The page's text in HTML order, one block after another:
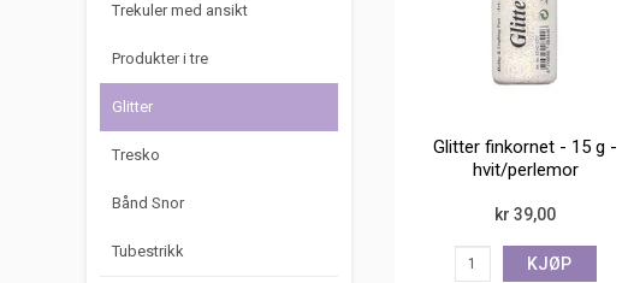
Trekuler med ansikt
Produkter i tre
Glitter
Tresko
Bånd Snor
Tubestrikk
Glitter finkornet - 15 g -
hvit/perlemor
kr 39,00
KJØP